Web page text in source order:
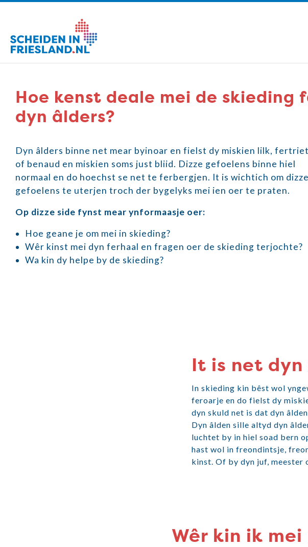
Hoe kenst deale mei de skieding
dyn âlders?
Dyn âlders binne net mear byinoar en fielst dy miskien lilk,
of benaud en miskien soms just bliid. Dizze gefoelens binne hiel
normaal en do hoechst se net te ferbergjen. It is wichtich om dizze
gefoelens te uterjen troch der bygelyks mei ien oer te praten.
Op dizze side fynst mear ynformaasje oer:
Hoe geane je om mei in skieding?
Wêr kinst mei dyn ferhaal en fragen oer de skieding terjochte?
Wa kin dy helpe by de skieding?
It is net dyn
In skieding kin bêst wol
feroarje en do fielst dy
dyn skuld net is dat dyn
Dyn âlden sille altyd dyn
luchtet by in hiel soad bern
hast wol in freondintsje,
kinst. Of by dyn juf, meester
Wêr kin ik